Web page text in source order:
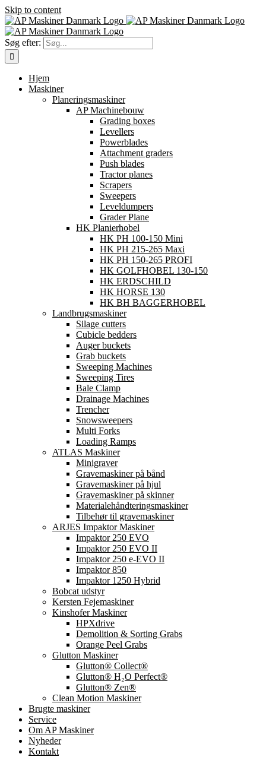
Skip to content
Søg efter:
Hjem
Maskiner
Planeringsmaskiner
AP Machinebouw
Grading boxes
Levellers
Powerblades
Attachment graders
Push blades
Tractor planes
Scrapers
Sweepers
Leveldumpers
Grader Plane
HK Planierhobel
HK PH 100-150 Mini
HK PH 215-265 Maxi
HK PH 150-265 PROFI
HK GOLFHOBEL 130-150
HK ERDSCHILD
HK HORSE 130
HK BH BAGGERHOBEL
Landbrugsmaskiner
Silage cutters
Cubicle bedders
Auger buckets
Grab buckets
Sweeping Machines
Sweeping Tires
Bale Clamp
Drainage Machines
Trencher
Snowsweepers
Multi Forks
Loading Ramps
ATLAS Maskiner
Minigraver
Gravemaskiner på bånd
Gravemaskiner på hjul
Gravemaskiner på skinner
Materialehåndteringsmaskiner
Tilbehør til gravemaskiner
ARJES Impaktor Maskiner
Impaktor 250 EVO
Impaktor 250 EVO II
Impaktor 250 e-EVO II
Impaktor 850
Impaktor 1250 Hybrid
Bobcat udstyr
Kersten Fejemaskiner
Kinshofer Maskiner
HPXdrive
Demolition & Sorting Grabs
Orange Peel Grabs
Glutton Maskiner
Glutton® Collect®
Glutton® H₂O Perfect®
Glutton® Zen®
Clean Motion Maskiner
Brugte maskiner
Service
Om AP Maskiner
Nyheder
Kontakt